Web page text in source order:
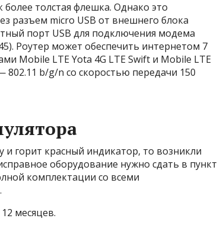
толстая флешка. Однако это
разъем micro USB от внешнего блока
порт USB для подключения модема
Роутер может обеспечить интернетом 7
Mobile LTE Yota 4G LTE Swift и Mobile LTE
802.11 b/g/n со скоростью передачи 150
и горит красный индикатор, то возникли
оборудование нужно сдать в пункт
комплектации со всеми
месяцев.